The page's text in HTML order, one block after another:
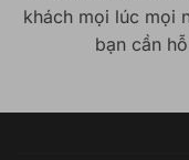
khách mọi lúc mọi
bạn cần